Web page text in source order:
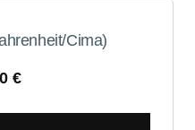
Cima)
€